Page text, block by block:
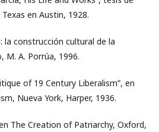
en Austin, 1928.
la construcción cultural de la
M. A. Porrúa, 1996.
of 19 Century Liberalism”, en
Nueva York, Harper, 1936.
The Creation of Patriarchy, Oxford,